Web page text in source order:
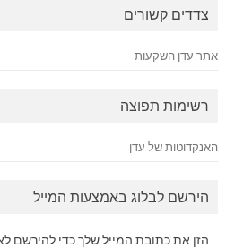
צדדים קשורים
אתר עדן השקעות
רשימות תפוצה
האנקדוטות של עדן
הירשם לבלוג באמצעות המייל
הזן את כתובת המייל שלך כדי להירשם